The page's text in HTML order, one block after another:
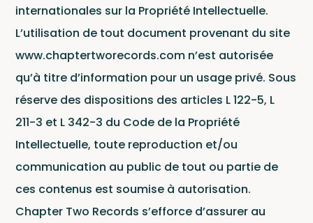
internationales sur la Propriété Intellectuelle.
L’utilisation de tout document provenant du site
www.chaptertworecords.com n’est autorisée
qu’à titre d’information pour un usage privé. Sous
réserve des dispositions des articles L 122-5, L
211-3 et L 342-3 du Code de la Propriété
Intellectuelle, toute reproduction et/ou
communication au public de tout ou partie de
ces contenus est soumise à autorisation.
Chapter Two Records s’efforce d’assurer au